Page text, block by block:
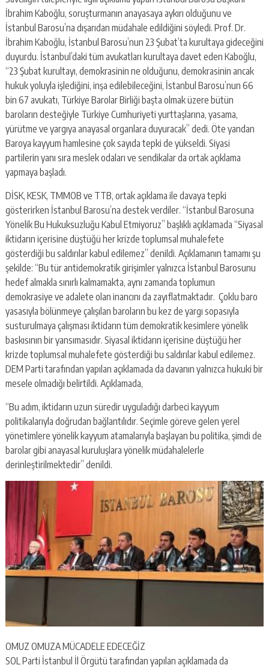
İbrahim Kaboğlu, soruşturmanın anayasaya aykırı olduğunu ve
İstanbul Barosu’na dışarıdan müdahale edildiğini söyledi. Prof. Dr.
İbrahim Kaboğlu, İstanbul Barosu’nun 23 Şubat’ta kurultaya gideceğini
duyurdu. İstanbul’daki tüm avukatları kurultaya davet eden Kaboğlu,
“23 Şubat kurultayı, demokrasinin ne olduğunu, demokrasinin ancak
hukuk yoluyla işlediğini, inşa edilebileceğini, İstanbul Barosu’nun 66
bin 67 avukatı, Türkiye Barolar Birliği başta olmak üzere bütün
baroların desteğiyle Türkiye Cumhuriyeti yurttaşlarına, yasama,
yürütme ve yargıya anayasal organlara duyuracak” dedi. Öte yandan
Baroya kayyum hamlesine çok sayıda tepki de yükseldi. Siyasi
partilerin yanı sıra meslek odaları ve sendikalar da ortak açıklama
yapmaya başladı.
DİSK, KESK, TMMOB ve TTB, ortak açıklama ile davaya tepki
gösterirken İstanbul Barosu’na destek verdiler. “İstanbul Barosuna
Yönelik Bu Hukuksuzluğu Kabul Etmiyoruz” başlıklı açıklamada “Siyasal
iktidarın içerisine düştüğü her krizde toplumsal muhalefete
gösterdiği bu saldırılar kabul edilemez” denildi. Açıklamanın tamamı şu
şekilde: “Bu tür antidemokratik girişimler yalnızca İstanbul Barosunu
hedef almakla sınırlı kalmamakta, aynı zamanda toplumun
demokrasiye ve adalete olan inancını da zayıflatmaktadır. Çoklu baro
yasasıyla bölünmeye çalışılan baroların bu kez de yargı sopasıyla
susturulmaya çalışması iktidarın tüm demokratik kesimlere yönelik
baskısının bir yansımasıdır. Siyasal iktidarın içerisine düştüğü her
krizde toplumsal muhalefete gösterdiği bu saldırılar kabul edilemez.
DEM Parti tarafından yapılan açıklamada da davanın yalnızca hukuki bir
mesele olmadığı belirtildi. Açıklamada,
“Bu adım, iktidarın uzun süredir uyguladığı darbeci kayyum
politikalarıyla doğrudan bağlantılıdır. Seçimle göreve gelen yerel
yönetimlere yönelik kayyum atamalarıyla başlayan bu politika, şimdi de
barolar gibi anayasal kuruluşlara yönelik müdahalelerle
derinleştirilmektedir” denildi.
OMUZ OMUZA MÜCADELE EDECEĞİZ
SOL Parti İstanbul İl Örgütü tarafından yapılan açıklamada da